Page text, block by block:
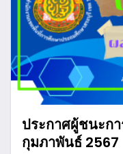
ประกาศผู้ชนะก
กุมภาพันธ์ 2567